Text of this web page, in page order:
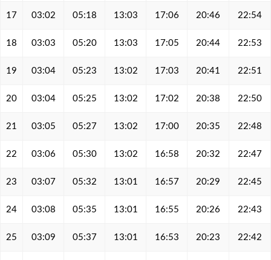
17 03:02 05:18 13:03 17:06 20:46 22:54
18 03:03 05:20 13:03 17:05 20:44 22:53
19 03:04 05:23 13:02 17:03 20:41 22:51
20 03:04 05:25 13:02 17:02 20:38 22:50
21 03:05 05:27 13:02 17:00 20:35 22:48
22 03:06 05:30 13:02 16:58 20:32 22:47
23 03:07 05:32 13:01 16:57 20:29 22:45
24 03:08 05:35 13:01 16:55 20:26 22:43
25 03:09 05:37 13:01 16:53 20:23 22:42